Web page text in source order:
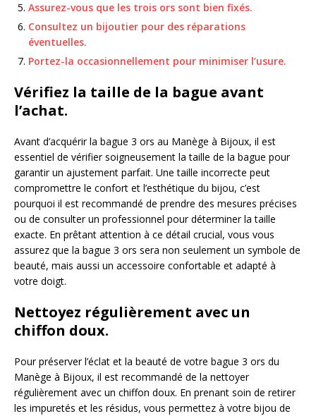
Assurez-vous que les trois ors sont bien fixés.
Consultez un bijoutier pour des réparations
éventuelles.
Portez-la occasionnellement pour minimiser l’usure.
Vérifiez la taille de la bague avant
l’achat.
Avant d’acquérir la bague 3 ors au Manège à Bijoux, il est
essentiel de vérifier soigneusement la taille de la bague pour
garantir un ajustement parfait. Une taille incorrecte peut
compromettre le confort et l’esthétique du bijou, c’est
pourquoi il est recommandé de prendre des mesures précises
ou de consulter un professionnel pour déterminer la taille
exacte. En prêtant attention à ce détail crucial, vous vous
assurez que la bague 3 ors sera non seulement un symbole de
beauté, mais aussi un accessoire confortable et adapté à
votre doigt.
Nettoyez régulièrement avec un
chiffon doux.
Pour préserver l’éclat et la beauté de votre bague 3 ors du
Manège à Bijoux, il est recommandé de la nettoyer
régulièrement avec un chiffon doux. En prenant soin de retirer
les impuretés et les résidus, vous permettez à votre bijou de